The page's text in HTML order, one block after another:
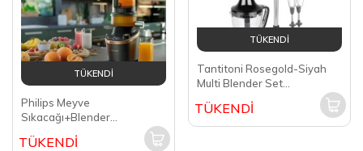
TÜKENDİ
Philips Meyve
Sıkacağı+Blender
TÜKENDİ
TÜKENDİ
Tantitoni Rosegold-Siyah
Multi Blender Set
TÜKENDİ